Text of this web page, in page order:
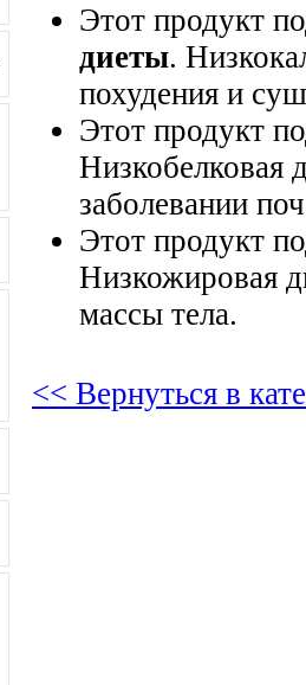
Этот продукт
диеты.
похудения и
Этот продукт
Низкобелковая
заболевании
Этот продукт
Низкожировая
массы тела.
<< Вернуться в